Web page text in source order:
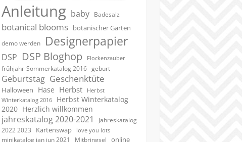
Anleitung baby Badesalz
botanical blooms botanischer Garten
demo werden Designerpapier
DSP DSP Bloghop Flockenzauber
frühjahr-Sommerkatalog 2016 geburt
Geburtstag Geschenktüte
Halloween Hase Herbst
Herbst
Winterkatalog 2016
Herbst Winterkatalog
2020 Herzlich willkommen
jahreskatalog 2020-2021
Jahreskatalog
2022 2023
Kartenswap love you lots
minikatalog jan jun 2021 Mitbringsel online